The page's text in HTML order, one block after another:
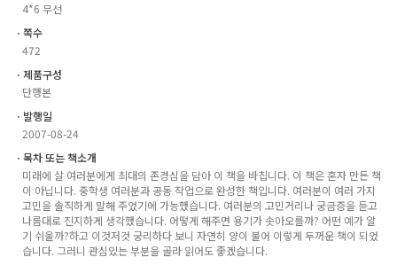
4*6 무선
ㆍ쪽수
472
ㆍ제품구성
단행본
ㆍ발행일
2007-08-24
ㆍ목차 또는 책소개
미래에 살 여러분에게 최대의 존경심을 담아 이 책을 바칩니다. 이 책은 혼자 만든 책
이 아닙니다. 중학생 여러분과 공동 작업으로 완성한 책입니다. 여러분이 여러 가지
고민을 솔직하게 말해 주었기에 가능했습니다. 여러분의 고민거리나 궁금증을 듣고
나름대로 진지하게 생각했습니다. 어떻게 해주면 용기가 솟아오를까? 어떤 예가 알
기 쉬울까?하고 이것저것 궁리하다 보니 자연히 양이 불어 이렇게 두꺼운 책이 되었
습니다. 그러니 관심있는 부분을 골라 읽어도 좋겠습니다.